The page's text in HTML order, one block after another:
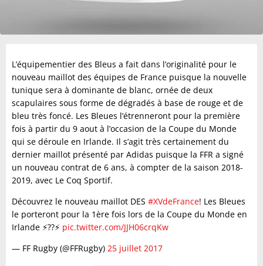
L’équipementier des Bleus a fait dans l’originalité pour le
nouveau maillot des équipes de France puisque la nouvelle
tunique sera à dominante de blanc, ornée de deux
scapulaires sous forme de dégradés à base de rouge et de
bleu très foncé. Les Bleues l’étrenneront pour la première
fois à partir du 9 aout à l’occasion de la Coupe du Monde
qui se déroule en Irlande. Il s’agit très certainement du
dernier maillot présenté par Adidas puisque la FFR a signé
un nouveau contrat de 6 ans, à compter de la saison 2018-
2019, avec Le Coq Sportif.
Découvrez le nouveau maillot DES #XVdeFrance! Les Bleues
le porteront pour la 1ère fois lors de la Coupe du Monde en
Irlande ⚡️??⚡️ pic.twitter.com/JJH06crqKw
— FF Rugby (@FFRugby) 25 juillet 2017